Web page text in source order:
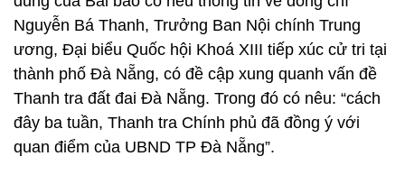
Nguyễn Bá Thanh, Trưởng Ban Nội chính Trung
ương, Đại biểu Quốc hội Khoá XIII tiếp xúc cử tri tại
thành phố Đà Nẵng, có đề cập xung quanh vấn đề
Thanh tra đất đai Đà Nẵng. Trong đó có nêu: “cách
đây ba tuần, Thanh tra Chính phủ đã đồng ý với
quan điểm của UBND TP Đà Nẵng”.